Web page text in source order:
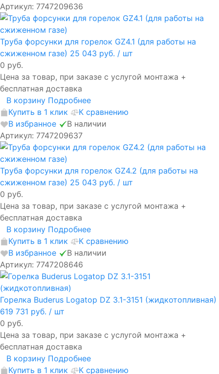
Артикул: 7747209636
Труба форсунки для горелок GZ4.1 (для работы на
сжиженном газе) 25 043 руб. / шт
0 руб.
Цена за товар, при заказе с услугой монтажа +
бесплатная доставка
В корзину Подробнее
Купить в 1 клик
К сравнению
В избранное
В наличии
Артикул: 7747209637
Труба форсунки для горелок GZ4.2 (для работы на
сжиженном газе) 25 043 руб. / шт
0 руб.
Цена за товар, при заказе с услугой монтажа +
бесплатная доставка
В корзину Подробнее
Купить в 1 клик
К сравнению
В избранное
В наличии
Артикул: 7747208646
Горелка Buderus Logatop DZ 3.1-3151 (жидкотопливная)
619 731 руб. / шт
0 руб.
Цена за товар, при заказе с услугой монтажа +
бесплатная доставка
В корзину Подробнее
Купить в 1 клик
К сравнению